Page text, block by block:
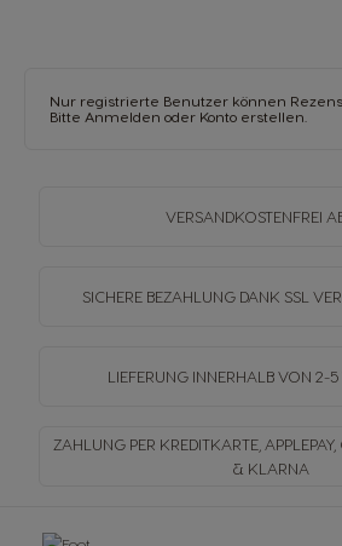
Nur registrierte Benutzer können
Bitte Anmelden oder Konto erstellen
VERSANDKOSTENFREI
SICHERE BEZAHLUNG DANK SSL
LIEFERUNG INNERHALB VON 2-5
ZAHLUNG PER KREDITKARTE,
& KLARNA